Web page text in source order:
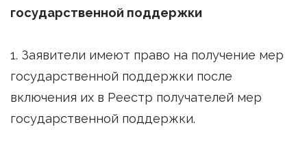
государственной поддержки
1. Заявители имеют право на получение мер
государственной поддержки после
включения их в Реестр получателей мер
государственной поддержки.